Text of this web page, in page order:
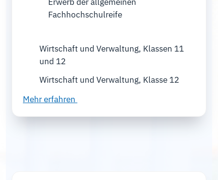
Fachhochschulreife
Wirtschaft und Verwaltung, Klassen 11
und 12
Wirtschaft und Verwaltung, Klasse 12
Mehr erfahren